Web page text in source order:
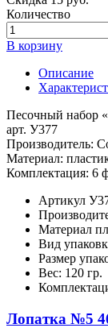
Количество
В корзину
Описание
Песочный набор
арт. У377
Производитель:
Материал:
Комплектация: 6
Артикул
Материал
Вид
Размер
Вес: 120 гр.
Лопатка №5